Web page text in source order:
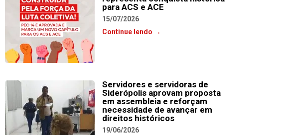
para ACS e ACE
15/07/2026
Continue lendo →
Servidores e servidoras de
Siderópolis aprovam proposta
em assembleia e reforçam
necessidade de avançar em
direitos históricos
19/06/2026